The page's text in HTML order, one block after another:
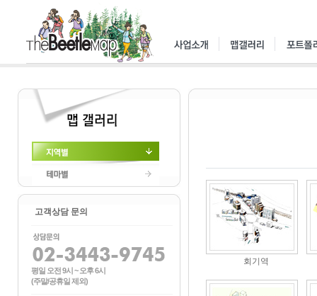
지역별
테마별
고객상담 문의
평일 오전 9시 ~ 오후 6시
(주말/공휴일 제외)
회기역